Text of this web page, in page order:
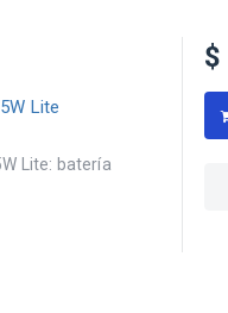
Lite
Lite: batería
$